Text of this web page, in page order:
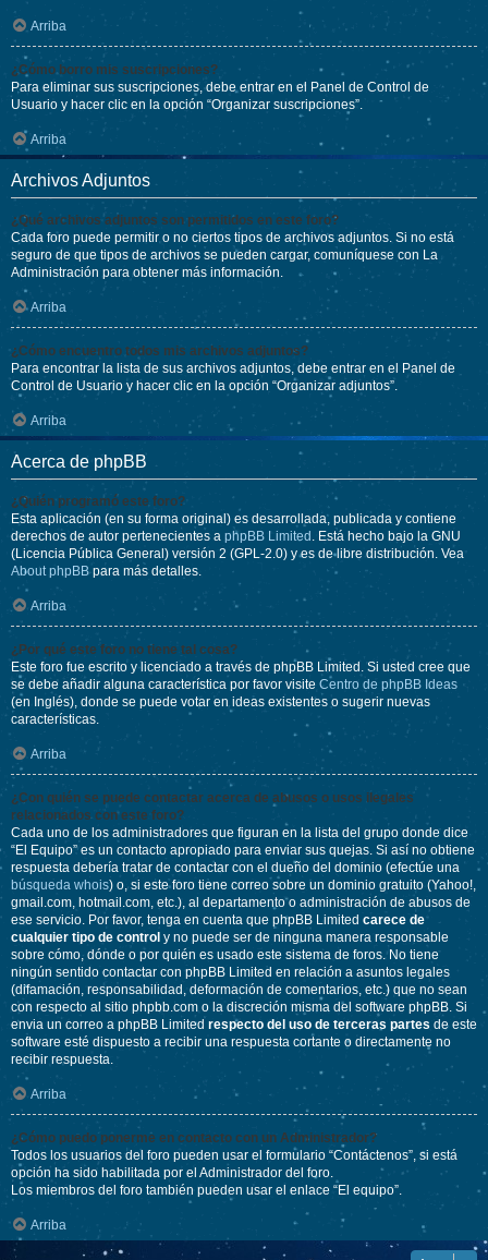
Arriba
¿Cómo borro mis suscripciones?
Para eliminar sus suscripciones, debe entrar en el Panel de Control de
Usuario y hacer clic en la opción “Organizar suscripciones”.
Arriba
Archivos Adjuntos
¿Qué archivos adjuntos son permitidos en este foro?
Cada foro puede permitir o no ciertos tipos de archivos adjuntos. Si no está
seguro de que tipos de archivos se pueden cargar, comuníquese con La
Administración para obtener más información.
Arriba
¿Cómo encuentro todos mis archivos adjuntos?
Para encontrar la lista de sus archivos adjuntos, debe entrar en el Panel de
Control de Usuario y hacer clic en la opción “Organizar adjuntos”.
Arriba
Acerca de phpBB
¿Quién programó este foro?
Esta aplicación (en su forma original) es desarrollada, publicada y contiene
derechos de autor pertenecientes a phpBB Limited . Está hecho bajo la GNU
(Licencia Pública General) versión 2 (GPL-2.0) y es de libre distribución. Vea
About phpBBpara más detalles.
Arriba
¿Por qué este foro no tiene tal cosa?
Este foro fue escrito y licenciado a través de phpBB Limited. Si usted cree que
se debe añadir alguna característica por favor visite Centro de phpBB Ideas
(en Inglés), donde se puede votar en ideas existentes o sugerir nuevas
características.
Arriba
¿Con quién se puede contactar acerca de abusos o usos ilegales
relacionados con este foro?
Cada uno de los administradores que figuran en la lista del grupo donde dice
“El Equipo” es un contacto apropiado para enviar sus quejas. Si así no obtiene
respuesta debería tratar de contactar con el dueño del dominio (efectúe una
búsqueda whois) o, si este foro tiene correo sobre un dominio gratuito (Yahoo!,
gmail.com, hotmail.com, etc.), al departamento o administración de abusos de
ese servicio. Por favor, tenga en cuenta que phpBB Limited carece de
cualquier tipo de control y no puede ser de ninguna manera responsable
sobre cómo, dónde o por quién es usado este sistema de foros. No tiene
ningún sentido contactar con phpBB Limited en relación a asuntos legales
(difamación, responsabilidad, deformación de comentarios, etc.) que no sean
con respecto al sitio phpbb.com o la discreción misma del software phpBB. Si
envia un correo a phpBB Limited respecto del uso de terceras partes de este
software esté dispuesto a recibir una respuesta cortante o directamente no
recibir respuesta.
Arriba
¿Cómo puedo ponerme en contacto con un Administrador?
Todos los usuarios del foro pueden usar el formulario “Contáctenos”, si está
opción ha sido habilitada por el Administrador del foro.
Los miembros del foro también pueden usar el enlace “El equipo”.
Arriba